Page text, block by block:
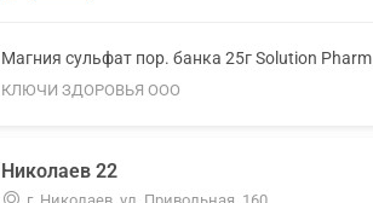
Магния сульфат пор. банка 25г Solution Pharm
КЛЮЧИ ЗДОРОВЬЯ ООО
Николаев 22